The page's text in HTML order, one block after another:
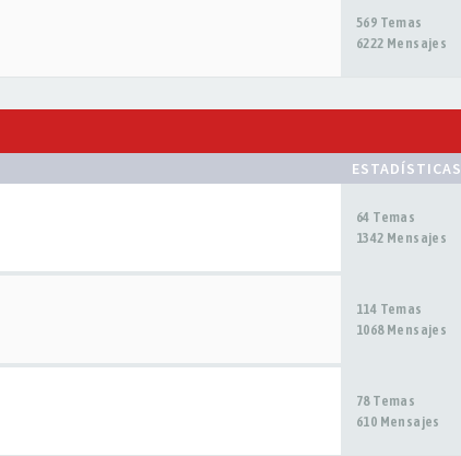
569 Temas
6222 Mensajes
ESTADÍSTICAS
64 Temas
1342 Mensajes
114 Temas
1068 Mensajes
78 Temas
610 Mensajes